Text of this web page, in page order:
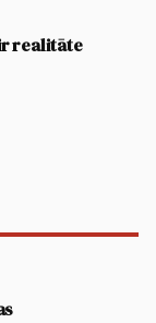
realitāte